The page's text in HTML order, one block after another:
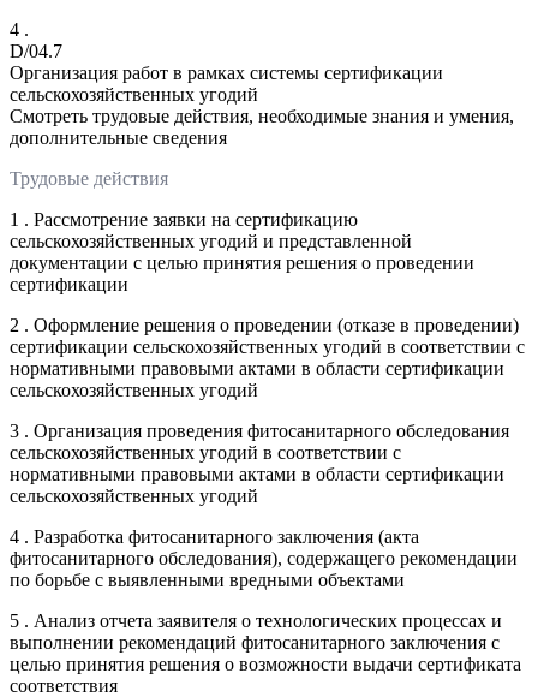
4 .
D/04.7
Организация работ в рамках системы сертификации
сельскохозяйственных угодий
Смотреть трудовые действия, необходимые знания и умения,
дополнительные сведения
Трудовые действия
1 . Рассмотрение заявки на сертификацию
сельскохозяйственных угодий и представленной
документации с целью принятия решения о проведении
сертификации
2 . Оформление решения о проведении (отказе в проведении)
сертификации сельскохозяйственных угодий в соответствии с
нормативными правовыми актами в области сертификации
сельскохозяйственных угодий
3 . Организация проведения фитосанитарного обследования
сельскохозяйственных угодий в соответствии с
нормативными правовыми актами в области сертификации
сельскохозяйственных угодий
4 . Разработка фитосанитарного заключения (акта
фитосанитарного обследования), содержащего рекомендации
по борьбе с выявленными вредными объектами
5 . Анализ отчета заявителя о технологических процессах и
выполнении рекомендаций фитосанитарного заключения с
целью принятия решения о возможности выдачи сертификата
соответствия